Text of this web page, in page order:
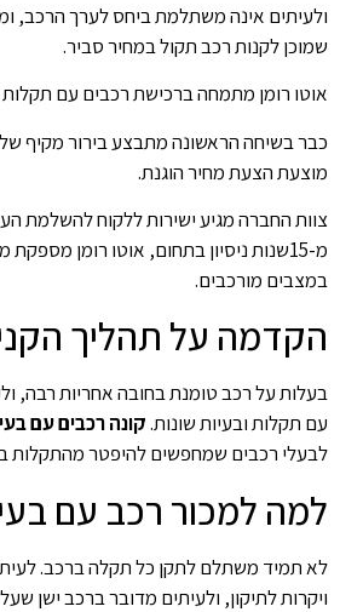
ולעיתים אינה משתלמת ביחס לערך הרכב,
שמוכן לקנות רכב תקול במחיר סביר.
אוטו רומן מתמחה ברכישת רכבים עם תקלות
כבר בשיחה הראשונה מתבצע בירור מקיף
מוצעת הצעת מחיר הוגנת.
צוות החברה מגיע ישירות ללקוח להשלמת
מ-15שנות ניסיון בתחום, אוטו רומן
במצבים מורכבים.
הקדמה על תהליך
בעלות על רכב טומנת בחובה אחריות רבה,
עם תקלות ובעיות שונות.קונה רכבים עם
לבעלי רכבים שמחפשים להיפטר מהתקלות
למה למכור רכב עם
לא תמיד משתלם לתקן כל תקלה ברכב.
ויקרות לתיקון, ולעיתים מדובר ברכב ישן